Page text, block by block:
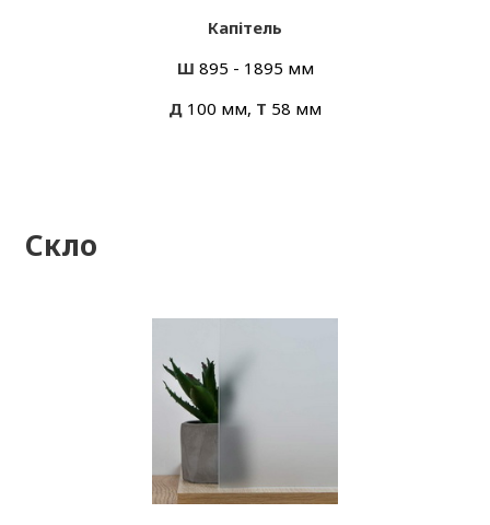
Капітель
Ш 895 - 1895 мм
Д 100 мм, Т 58 мм
Скло